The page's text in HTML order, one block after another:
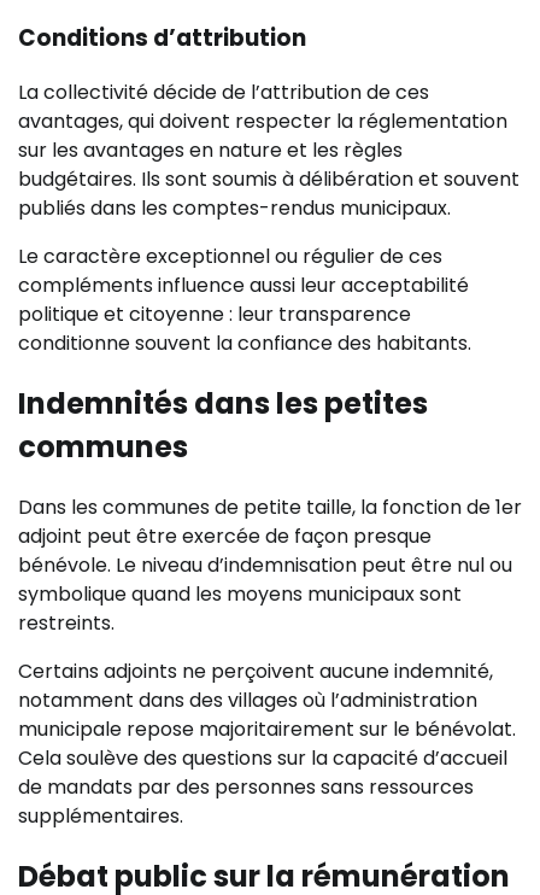
Conditions d’attribution
La collectivité décide de l’attribution de ces
avantages, qui doivent respecter la réglementation
sur les avantages en nature et les règles
budgétaires. Ils sont soumis à délibération et souvent
publiés dans les comptes-rendus municipaux.
Le caractère exceptionnel ou régulier de ces
compléments influence aussi leur acceptabilité
politique et citoyenne : leur transparence
conditionne souvent la confiance des habitants.
Indemnités dans les petites
communes
Dans les communes de petite taille, la fonction de 1er
adjoint peut être exercée de façon presque
bénévole. Le niveau d’indemnisation peut être nul ou
symbolique quand les moyens municipaux sont
restreints.
Certains adjoints ne perçoivent aucune indemnité,
notamment dans des villages où l’administration
municipale repose majoritairement sur le bénévolat.
Cela soulève des questions sur la capacité d’accueil
de mandats par des personnes sans ressources
supplémentaires.
Débat public sur la rémunération